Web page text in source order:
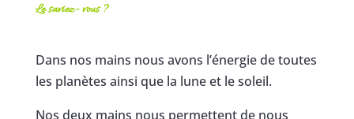
Le saviez- vous ?
Dans nos mains nous avons l’énergie de toutes
les planètes ainsi que la lune et le soleil.
Nos deux mains nous permettent de nous